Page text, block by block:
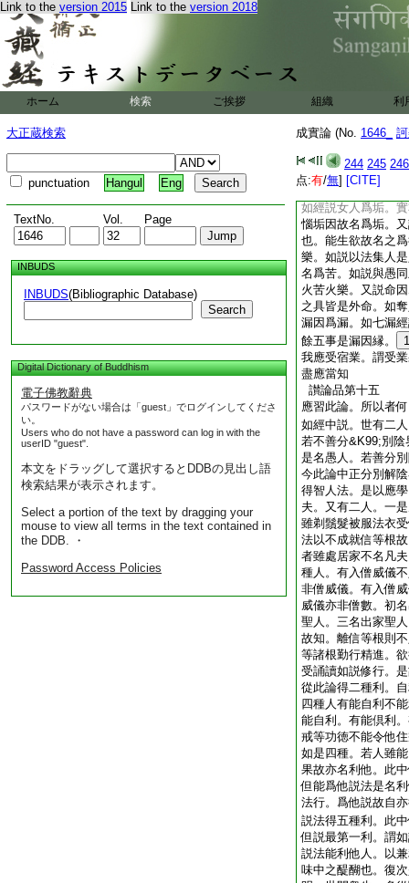
Link to the version 2015 Link to the version 2018
ホーム 検索 ご挨拶 組織 利
大正蔵検索
punctuation Hangul Eng
TextNo. Vol. Page
INBUDS
INBUDS(Bibliographic Database)
Search
Digital Dictionary of Buddhism
電子佛教辭典
パスワードがない場合は「guest」でログインしてくださ
い。
Users who do not have a password can log in with the
userID "guest".
本文をドラッグして選択するとDDBの見出し語
検索結果が表示されます。
Select a portion of the text by dragging your
mouse to view all terms in the text contained in
the DDB. ・
Password Access Policies
成實論 (No. 1646_
244 245 246
点:有/無] [CITE]
道人。未得道者亦
得名。又有近論門
則得泥洹。雖未便
又有同相論門。如
數法。又有從多論
見生滅相者皆名有
離。須陀洹人亦知
欲。但以知者多是
論門。如説施食則
而實不與命等五事
錢。錢不可食。因
如經説女人爲垢。
惱垢因故名爲垢。
也。能生欲故名之
樂。如説以法集人
名爲苦。如説與愚
火苦火樂。又説命
之具皆是外命。如
漏因爲漏。如七漏
餘五事是漏因縁。
1
我應受宿業。謂受
盡應當知
讃論品第十五
應習此論。所以者
如經中説。世有二
若不善分&K99;別
是名愚人。若善分
今此論中正分別解
得智人法。是以應
夫。又有二人。一
雖剃鬚髮被服法衣
法以不成就信等根
者雖處居家不名凡
種人。有入僧威儀
非僧威儀。有入僧
威儀亦非僧數。初
聖人。三名出家聖
故知。離信等根則
等諸根勤行精進。
受誦讀如説修行。
從此論得二種利。
四種人有能自利不
能自利。有能倶利
戒等功徳不能令他
如是四種。若人雖
果故亦名利他。此
但能爲他説法是名
法行。爲他説故自
説法得五種利。此
但説最第一利。謂
説法能利他人。以
味中之醍醐也。復